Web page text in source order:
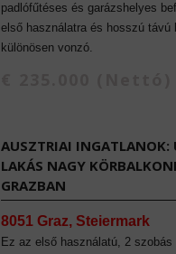
padlófűtéses és garázshelyes
első használatra és hosszú távú
különösen vonzó.
AUSZTRIAI INGATLANOK:
LAKÁS NAGY
GRAZBAN
8051 Graz, Steiermark
Ez az első használatú, 2 szobás